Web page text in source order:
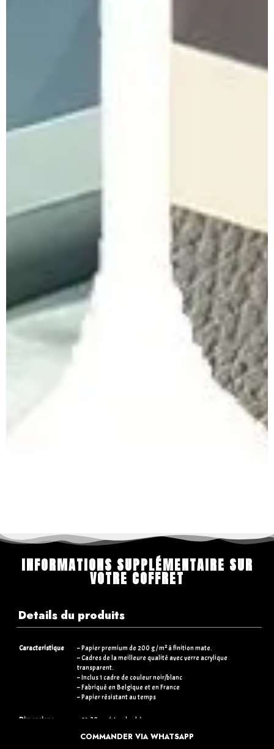
INFORMATIONS SUPPLÉMENTAIRE SUR
VOTRE COFFRET
Details du produits
Caracteristique
– Papier premium de 200 g / m² à finition mate.
– Cadres de la meilleure qualité avec verre acrylique
transparent.
– Inclus 1 cadre de couleur noir/blanc
– Fabriqué en Belgique et en France
– Papier résistant au temps
Dimensions
– 21×30 cm (standards)
– 50×70 cm (+15€)
COMMANDER VIA WHATSAPP